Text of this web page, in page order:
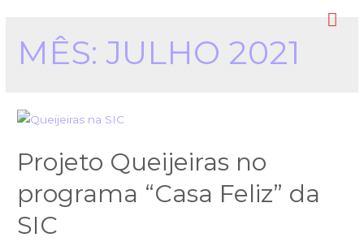
MÊS:JULHO 2021
Projeto Queijeiras no
programa “Casa Feliz” da
SIC